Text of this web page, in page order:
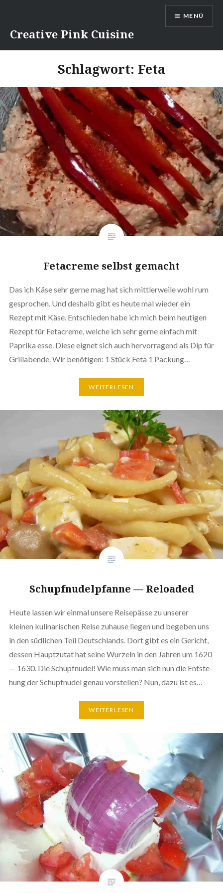
InhaltCreative Pink Cuisine
MENÜ
Schlagwort: Feta
Fetacreme selbst gemacht
Das ich Käse sehr gerne mag hat sich mitt­ler­wei­le wohl rum
gespro­chen. Und deshalb gibt es heute mal wieder ein
Rezept mit Käse. Ent­schie­den habe ich mich beim heutigen
Rezept für Fetacreme, welche ich sehr gerne einfach mit
Paprika esse. Diese eignet sich auch her­vor­ra­gend als Dip für
Grill­aben­de. Wir benötigen: 1 Stück Feta 1 Packung…
WEI­TER­LE­SEN
Schupf­nu­del­pfan­ne — Reloaded
Heute lassen wir einmal unsere Rei­se­päs­se zu unserer
kleinen kuli­na­ri­schen Reise zuhause liegen und begeben uns
in den südlichen Teil Deutsch­lands. Dort gibt es ein Gericht,
dessen Haupt­zu­tat hat seine Wurzeln in den Jahren um 1620
— 1630. Die Schupf­nu­del! Wie muss man sich nun die Ent­ste­
hung der Schupf­nu­del genau vor­stel­len? Nun, dazu ist es…
WEI­TER­LE­SEN